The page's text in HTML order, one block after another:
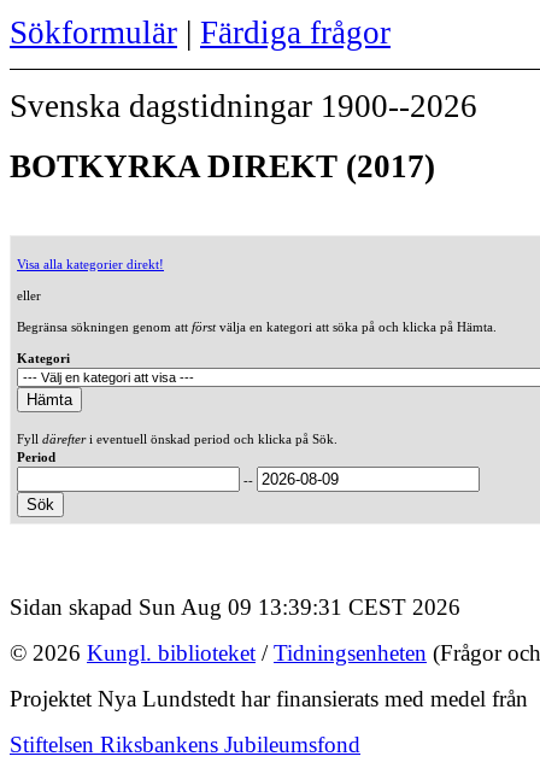
Sökformulär | Färdiga frågor
Svenska dagstidningar 1900--2026
BOTKYRKA DIREKT (2017)
Visa alla kategorier direkt!
eller
Begränsa sökningen genom att förstvälja en kategori att söka på och klicka på Hämta.
Kategori
Fyll därefteri eventuell önskad period och klicka på Sök.
Period
--
Sidan skapad Sun Aug 09 13:39:31 CEST 2026
© 2026 Kungl. biblioteket /Tidningsenheten (Frågor
Projektet Nya Lundstedt har finansierats med medel från
Stiftelsen Riksbankens Jubileumsfond